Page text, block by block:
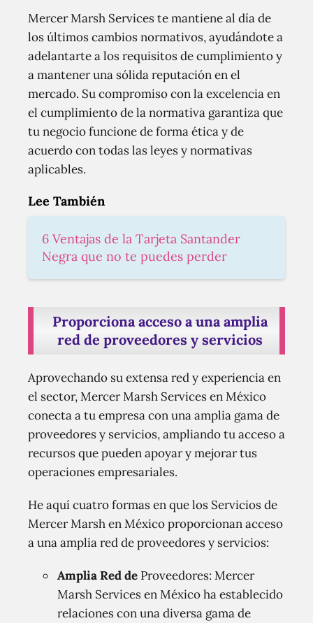
Mercer Marsh Services te mantiene al día de
los últimos cambios normativos, ayudándote a
adelantarte a los requisitos de cumplimiento y
a mantener una sólida reputación en el
mercado. Su compromiso con la excelencia en
el cumplimiento de la normativa garantiza que
tu negocio funcione de forma ética y de
acuerdo con todas las leyes y normativas
aplicables.
Lee También
6 Ventajas de la Tarjeta Santander
Negra que no te puedes perder
Proporciona acceso a una amplia
red de proveedores y servicios
Aprovechando su extensa red y experiencia en
el sector, Mercer Marsh Services en México
conecta a tu empresa con una amplia gama de
proveedores y servicios, ampliando tu acceso a
recursos que pueden apoyar y mejorar tus
operaciones empresariales.
He aquí cuatro formas en que los Servicios de
Mercer Marsh en México proporcionan acceso
a una amplia red de proveedores y servicios:
Amplia Red de Proveedores: Mercer
Marsh Services en México ha establecido
relaciones con una diversa gama de